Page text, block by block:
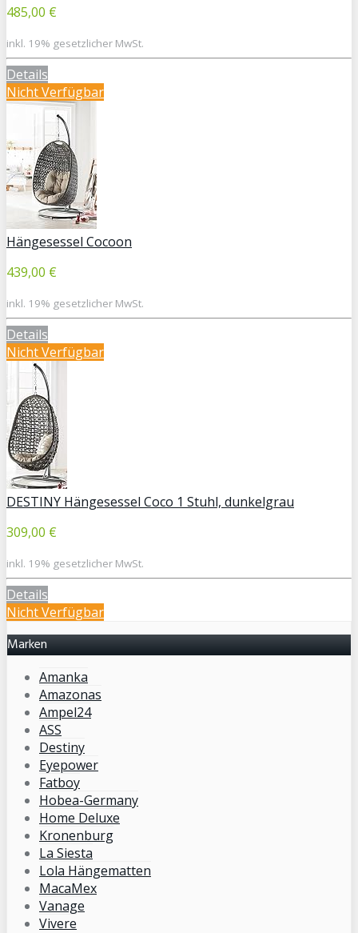
485,00 €
inkl. 19% gesetzlicher MwSt.
Details
Nicht Verfügbar
Hängesessel Cocoon
439,00 €
inkl. 19% gesetzlicher MwSt.
Details
Nicht Verfügbar
DESTINY Hängesessel Coco 1 Stuhl, dunkelgrau
309,00 €
inkl. 19% gesetzlicher MwSt.
Details
Nicht Verfügbar
Marken
Amanka
Amazonas
Ampel24
ASS
Destiny
Eyepower
Fatboy
Hobea-Germany
Home Deluxe
Kronenburg
La Siesta
Lola Hängematten
MacaMex
Vanage
Vivere